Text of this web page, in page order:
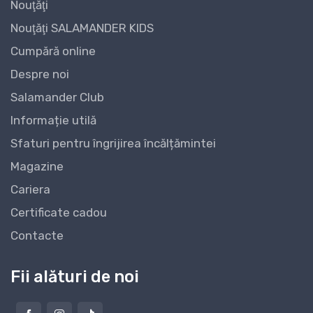
Nouţăţi
Nouţăţi SALAMANDER KIDS
Cumpără online
Despre noi
Salamander Club
Informație utilă
Sfaturi pentru îngrijirea încălțămintei
Magazine
Cariera
Certificate cadou
Contacte
Fii alături de noi